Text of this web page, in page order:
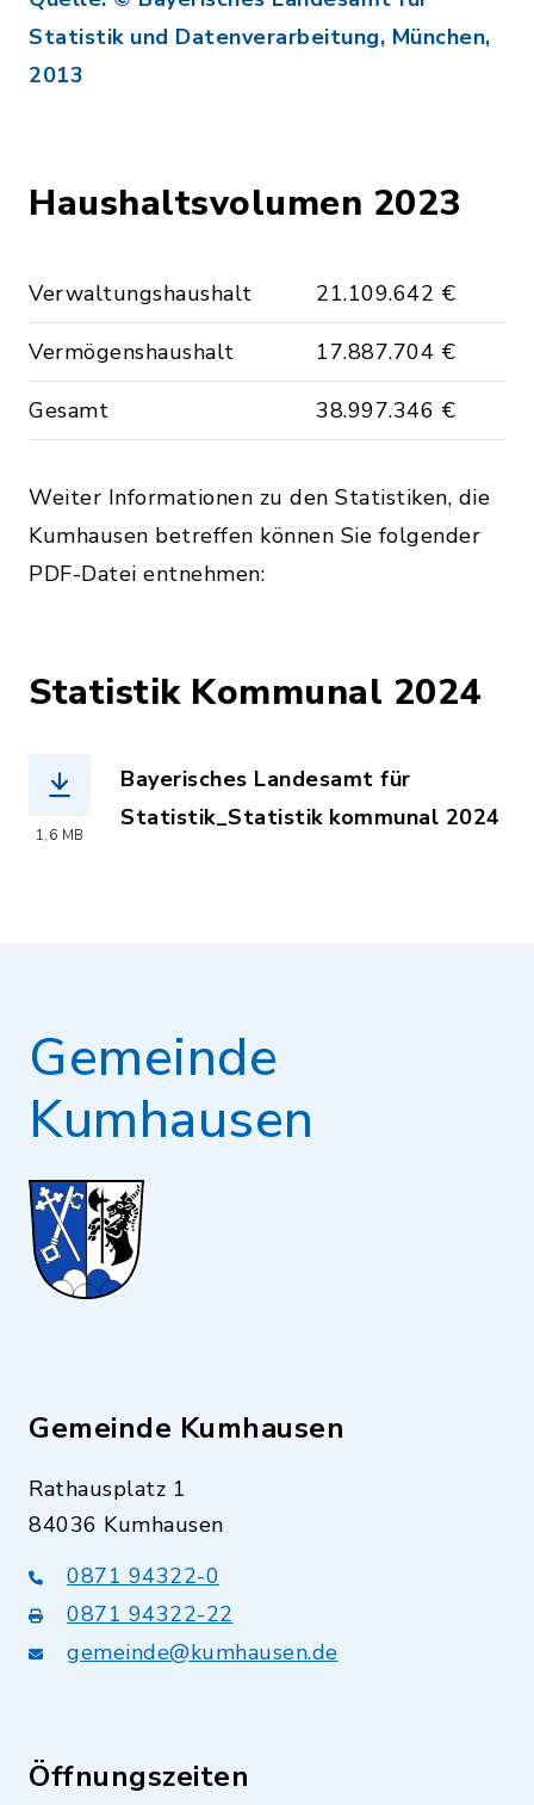
Statistik und Datenverarbeitung, München,
2013
Haushaltsvolumen 2023
Verwaltungshaushalt 21.109.642 €
Vermögenshaushalt 17.887.704 €
Gesamt 38.997.346 €
Weiter Informationen zu den Statistiken, die
Kumhausen betreffen können Sie folgender
PDF-Datei entnehmen:
Statistik Kommunal 2024
1,6 MB
Bayerisches Landesamt für
Statistik_Statistik kommunal 2024
Gemeinde
Kumhausen
Gemeinde Kumhausen
Rathausplatz 1
84036 Kumhausen
0871 94322-0
0871 94322-22
gemeinde@kumhausen.de
Öffnungszeiten